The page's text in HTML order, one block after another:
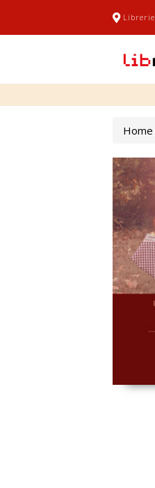
Librerie
Home